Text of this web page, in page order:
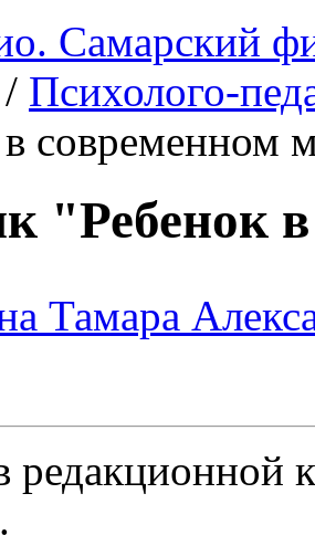
Самарский
/ Психолого-
современном
"Ребенок
Тамара
редакционной